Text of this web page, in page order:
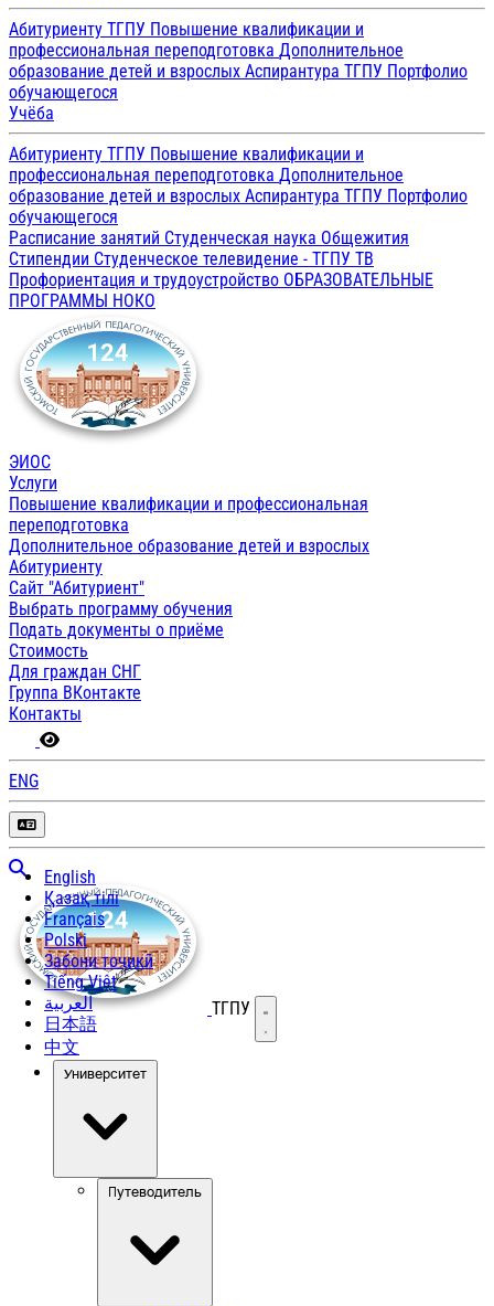
Абитуриенту ТГПУ Повышение квалификации и
профессиональная переподготовка Дополнительное
образование детей и взрослых Аспирантура ТГПУ Портфолио
обучающегося
Учёба
Абитуриенту ТГПУ Повышение квалификации и
профессиональная переподготовка Дополнительное
образование детей и взрослых Аспирантура ТГПУ Портфолио
обучающегося
Расписание занятий Студенческая наука Общежития
Стипендии Студенческое телевидение - ТГПУ ТВ
Профориентация и трудоустройство ОБРАЗОВАТЕЛЬНЫЕ
ПРОГРАММЫ НОКО
ЭИОС
Услуги
Повышение квалификации и профессиональная
переподготовка
Дополнительное образование детей и взрослых
Абитуриенту
Сайт "Абитуриент"
Выбрать программу обучения
Подать документы о приёме
Стоимость
Для граждан СНГ
Группа ВКонтакте
Контакты
ENG
English
Қазақ тілі
Français
Polski
Забони тоҷикӣ
Tiếng Việt
العربية
日本語
中文
ТГПУ Открыть меню
Университет
Путеводитель